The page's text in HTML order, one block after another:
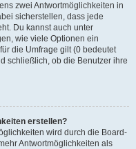
zwei Antwortmöglichkeiten in
sicherstellen, dass jede
Du kannst auch unter
wie viele Optionen ein
die Umfrage gilt (0 bedeutet
schließlich, ob die Benutzer ihre
erstellen?
wird durch die Board-
Antwortmöglichkeiten als